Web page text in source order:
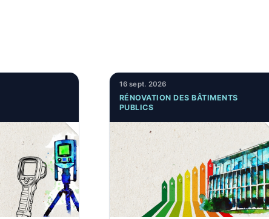
16 sept. 2026
RÉNOVATION DES BÂTIMENTS
PUBLICS